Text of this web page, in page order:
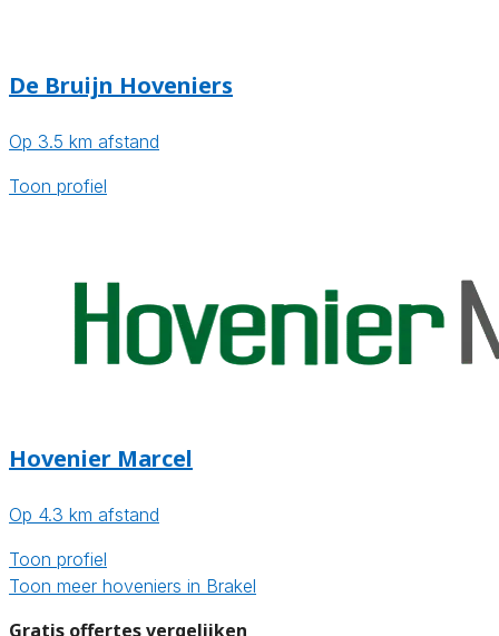
De Bruijn Hoveniers
Op 3.5 km afstand
Toon profiel
Hovenier Marcel
Op 4.3 km afstand
Toon profiel
Toon meer hoveniers in Brakel
Gratis offertes vergelijken